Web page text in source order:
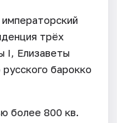
трёх
I, Елизаветы
барокко
более 800 кв.